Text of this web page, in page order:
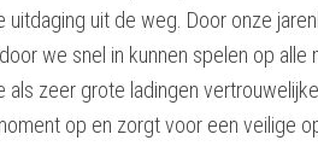
uitdaging uit de weg. Door onze
we snel in kunnen spelen op
als zeer grote ladingen
op en zorgt voor een veilige